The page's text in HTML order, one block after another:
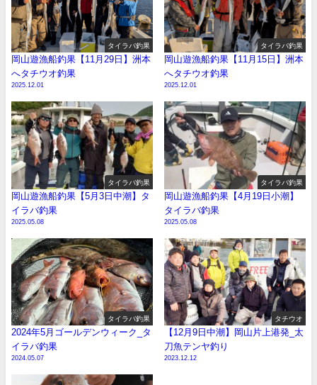
タイラバ釣果
岡山遊漁船釣果【11月29日】洲本
へタチウオ釣果
2025.12.01
タイラバ釣果
岡山遊漁船釣果【11月15日】洲本
へタチウオ釣果
2025.12.01
タイラバ釣果
岡山遊漁船釣果【5月3日中潮】タ
イラバ釣果
2025.05.08
タイラバ釣果
岡山遊漁船釣果【4月19日小潮】
タイラバ釣果
2025.05.08
タイラバ釣果
2024年5月ゴールデンウィーク_タ
イラバ釣果
2024.05.07
タチウオ
【12月9日中潮】岡山片上港発_太
刀魚テンヤ釣り
2023.12.12